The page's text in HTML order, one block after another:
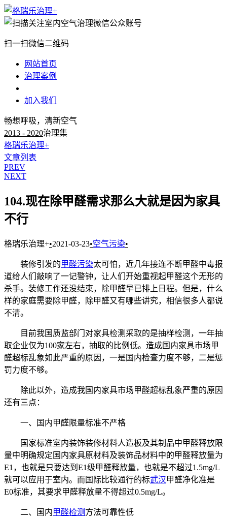
扫一扫微信二维码
网站首页
治理案例
加入我们
畅想呼吸，清新空气
2013 - 2020治理集
格瑞乐治理+
文章列表
PREV
NEXT
104.现在除甲醛需求那么大就是因为家具
不行
格瑞乐治理+•2021-03-23•空气污染•
装修引发的甲醛污染太可怕，近几年接连不断甲醛中毒报
道给人们敲响了一记警钟，让人们开始重视起甲醛这个无形的
杀手。装修工作还没结束，除甲醛早已排上日程。但是，什么
样的家庭需要除甲醛，除甲醛又有哪些讲究，相信很多人都说
不清。
目前我国质监部门对家具检测采取的是抽样检测，一年抽
取企业仅为100家左右，抽取的比例低。造成国内家具市场甲
醛超标乱象如此严重的原因，一是国内检查力度不够，二是惩
罚力度不够。
除此以外，造成我国内家具市场甲醛超标乱象严重的原因
还有三点：
一、国内甲醛限量标准不严格
国家标准室内装饰装修材料人造板及其制品中甲醛释放限
量中明确规定国内家具原材料及装饰品材料中的甲醛释放量为
E1，也就是只要达到E1级甲醛释放量，也就是不超过1.5mg/L
就可以应用于室内。而国际比较通行的标武汉甲醛净化准是
E0标准，其要求甲醛释放量不得超过0.5mg/L。
二、国内甲醛检测 方法可靠性低